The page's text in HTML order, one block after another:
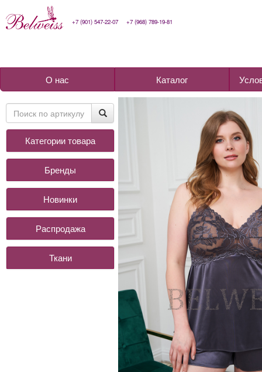
+7 (901) 547-22-07 +7 (968) 789-19-81
О нас Каталог
Категории товара
Бренды
Новинки
Распродажа
Ткани